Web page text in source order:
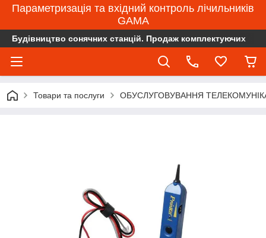
Параметризація та вхідний контроль лічильників
GAMA
Будівництво сонячних станцій. Продаж комплектуючих
Товари та послуги ОБУСЛУГОВУВАННЯ